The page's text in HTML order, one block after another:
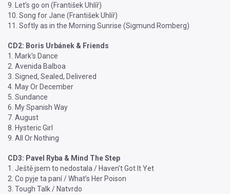
9. Let’s go on (František Uhlíř)
10. Song for Jane (František Uhlíř)
11. Softly as in the Morning Sunrise (Sigmund Romberg)
CD2: Boris Urbánek & Friends
1. Mark's Dance
2. Avenida Balboa
3. Signed, Sealed, Delivered
4. May Or December
5. Sundance
6. My Spanish Way
7. August
8. Hysteric Girl
9. All Or Nothing
CD3: Pavel Ryba & Mind The Step
1. Ještě jsem to nedostala / Haven’t Got It Yet
2. Co pyje ta paní / What’s Her Poison
3. Tough Talk / Natvrdo